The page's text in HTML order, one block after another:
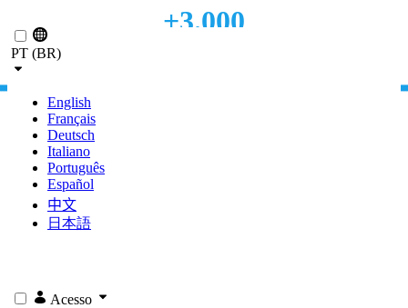
Pular para o Conteúdo principal
PT (BR)
English
Français
Deutsch
Italiano
Português
Español
中文
日本語
Acesso
+3.000